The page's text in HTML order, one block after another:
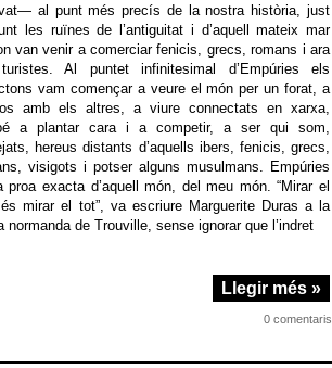
al punt més precís de la nostra història, just
les ruïnes de l’antiguitat i d’aquell mateix mar
van venir a comerciar fenicis, grecs, romans i ara
Al puntet infinitesimal d’Empúries els
vam començar a veure el món per un forat, a
amb els altres, a viure connectats en xarxa,
a plantar cara i a competir, a ser qui som,
hereus distants d’aquells ibers, fenicis, grecs,
visigots i potser alguns musulmans. Empúries
proa exacta d’aquell món, del meu món. “Mirar el
mirar el tot”, va escriure Marguerite Duras a la
normanda de Trouville, sense ignorar que l’indret
Llegir més »
0 comentaris